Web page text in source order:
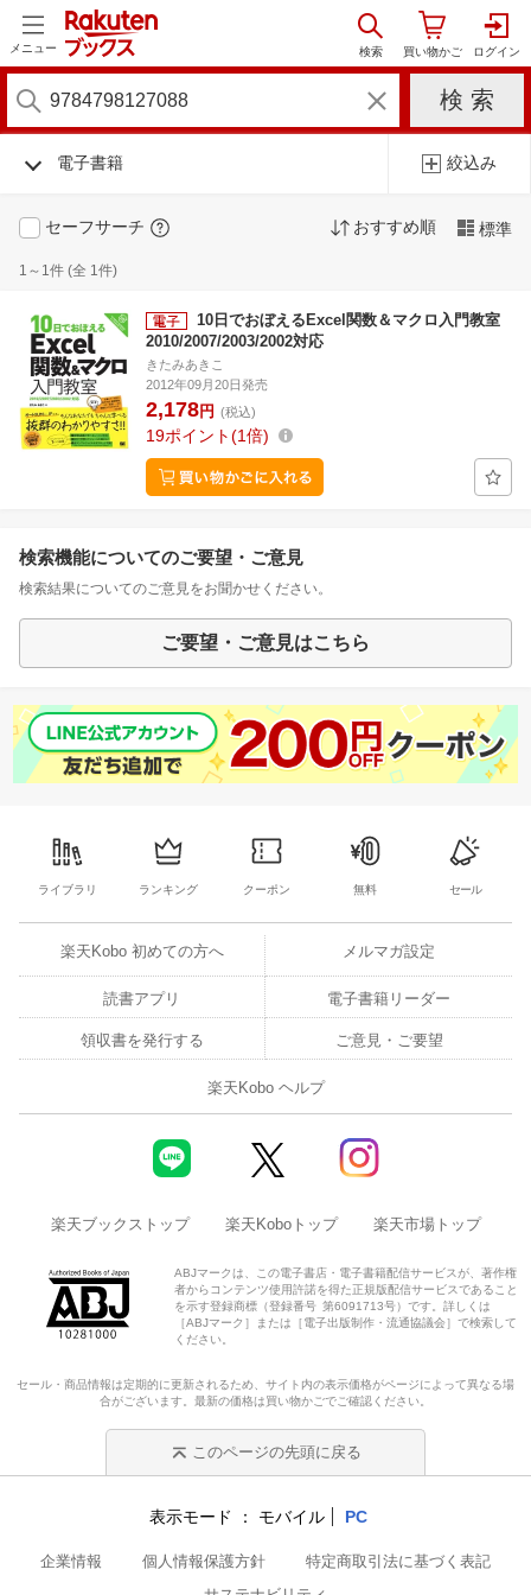
メニュー
電子書籍 絞込み
セーフサーチ おすすめ順 標準
1～1件 (全 1件)
10日でおぼえるExcel関数＆マクロ入門教室
2010/2007/2003/2002対応
きたみあきこ
2012年09月20日発売
2,178円 (税込)
19ポイント 1倍
検索機能についてのご要望・ご意見
検索結果についてのご意見をお聞かせください。
ご要望・ご意見はこちら
ライブラリ ランキング クーポン 無料 セール
楽天Kobo 初めての方へ メルマガ設定
読書アプリ 電子書籍リーダー
領収書を発行する ご意見・ご要望
楽天Kobo ヘルプ
楽天ブックストップ 楽天Koboトップ 楽天市場トップ
ABJマークは、この電子書店・電子書籍配信サービスが、著作権
者からコンテンツ使用許諾を得た正規版配信サービスであること
を示す登録商標（登録番号 第6091713号）です。詳しくは
［ABJマーク］または［電子出版制作・流通協議会］で検索して
ください。
セール・商品情報は定期的に更新されるため、サイト内の表示価格がページによって異なる場
合がございます。最新の価格は買い物かごでご確認ください。
このページの先頭に戻る
表示モード モバイル PC
企業情報 個人情報保護方針
特定商取引法に基づく表記